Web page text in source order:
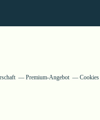
Premium-Angebot